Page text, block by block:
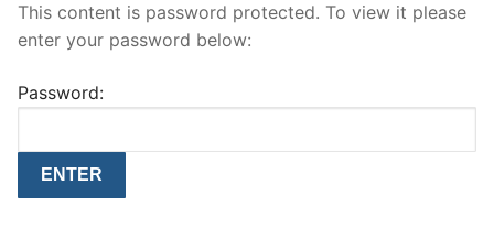
This content is password protected. To view it please
enter your password below:
Password: